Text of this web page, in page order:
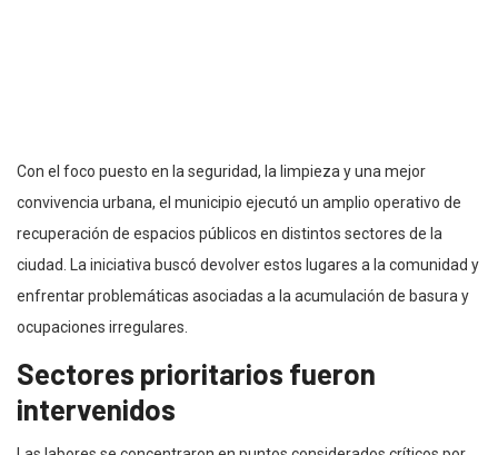
Con el foco puesto en la seguridad, la limpieza y una mejor
convivencia urbana, el municipio ejecutó un amplio operativo de
recuperación de espacios públicos en distintos sectores de la
ciudad. La iniciativa buscó devolver estos lugares a la comunidad y
enfrentar problemáticas asociadas a la acumulación de basura y
ocupaciones irregulares.
Sectores prioritarios fueron
intervenidos